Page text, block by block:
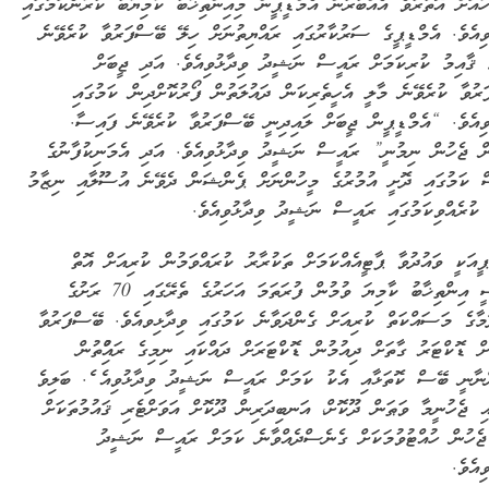
އޮތުރުވެ އެއްބުރުން އެމްޑީޕީން މިއިންތިޚާބު ކާމިޔާބު ކުރާނެކަމުގައި
އެމްޑީޕީގެ ސަރުކާރުގައި ރައްޔިތުނަށް ހިލޭ ބޭސްފަރުވާ ކުރެވޭނެ
ޤާއިމު ކުރިކަމަށް ރައީސް ނަޝީދު ވިދާޅުވިއެވެ. އަދި ޖީބަށް
ކުރެވޭނެ މާލީ އެހީތެރިކަން ދައުލަތުން ފޯރުކޮށްދިން ކަމުގައި
“އެމްޑީޕީން ޖީބަށް ލައިދިނީ ބޭސްފަރުވާ ކުރެވޭނެ ފައިސާ.
ޖެހުން ނިމުނީ” ރައީސް ނަޝީދު ވިދާޅުވިއެވެ. އަދި އެމަނިކުފާނުގެ
ކަމުގައި ދޮށީ އުމުރުގެ މީހުންނަށް ޕެންޝަން ދެވޭނެ އުސޫލާއި ނިޒާމު
ކުރެއްވިކަމުގައި ރައީސް ނަޝީދު ވިދާޅުވިއެވެ.
ވައުދުވާ ޕާޓީއެއްކަމަށް ތަކުރާރު ކުރައްވަމުން ކުރިއަށް އޮތް
ރިޔާސީ އިންތިޚާބު ކާމިޔަ ވުމުން ފުރަތަމަ އަހަރުގެ ތެރޭގައި 70 ރަށުގެ
މަސައްކަތް ކުރިއަށް ގެންދަވާނެ ކަމުގައި ވިދާޅިވއެވެ. ބޭސްފަރުވާ
ޑޮކްޓަރު ގާތަށް ދިއުމުން ޑޮކްޓަރަށް ދައްކައި ނިމިގެ ރައްުިތުން
ބޭސް ކޮތަޅާއި އެކު ކަމަށް ރައީސް ނަޝީދު ވިދާޅުވިއެ ެ. ބަލިވެ
ޖެހުނީމާ ވަޠަން ދޫކޮށް، އަނބިދަރިން ދޫކޮށް އަވަށްޓެރި ޤައުމުތަކަށް
ހުއްޓުވުމަކަށް ގެނެސްދެއްވާނެ ކަމަށް ރައީސް ނަޝީދު